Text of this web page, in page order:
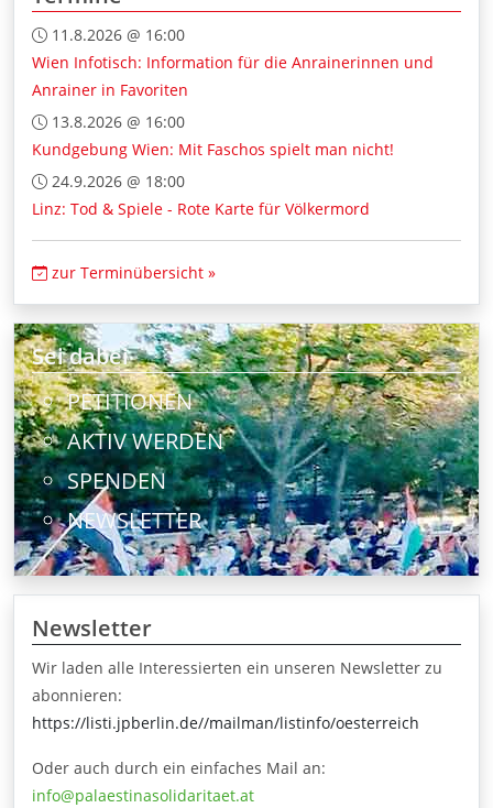
11.8.2026 @ 16:00
Wien Infotisch: Information für die Anrainerinnen und
Anrainer in Favoriten
13.8.2026 @ 16:00
Kundgebung Wien: Mit Faschos spielt man nicht!
24.9.2026 @ 18:00
Linz: Tod & Spiele - Rote Karte für Völkermord
zur Terminübersicht »
Sei dabei
PETITIONEN
AKTIV WERDEN
SPENDEN
NEWSLETTER
Newsletter
Wir laden alle Interessierten ein unseren Newsletter zu
abonnieren:
https://listi.jpberlin.de//mailman/listinfo/oesterreich
Oder auch durch ein einfaches Mail an:
info@palaestinasolidaritaet.at